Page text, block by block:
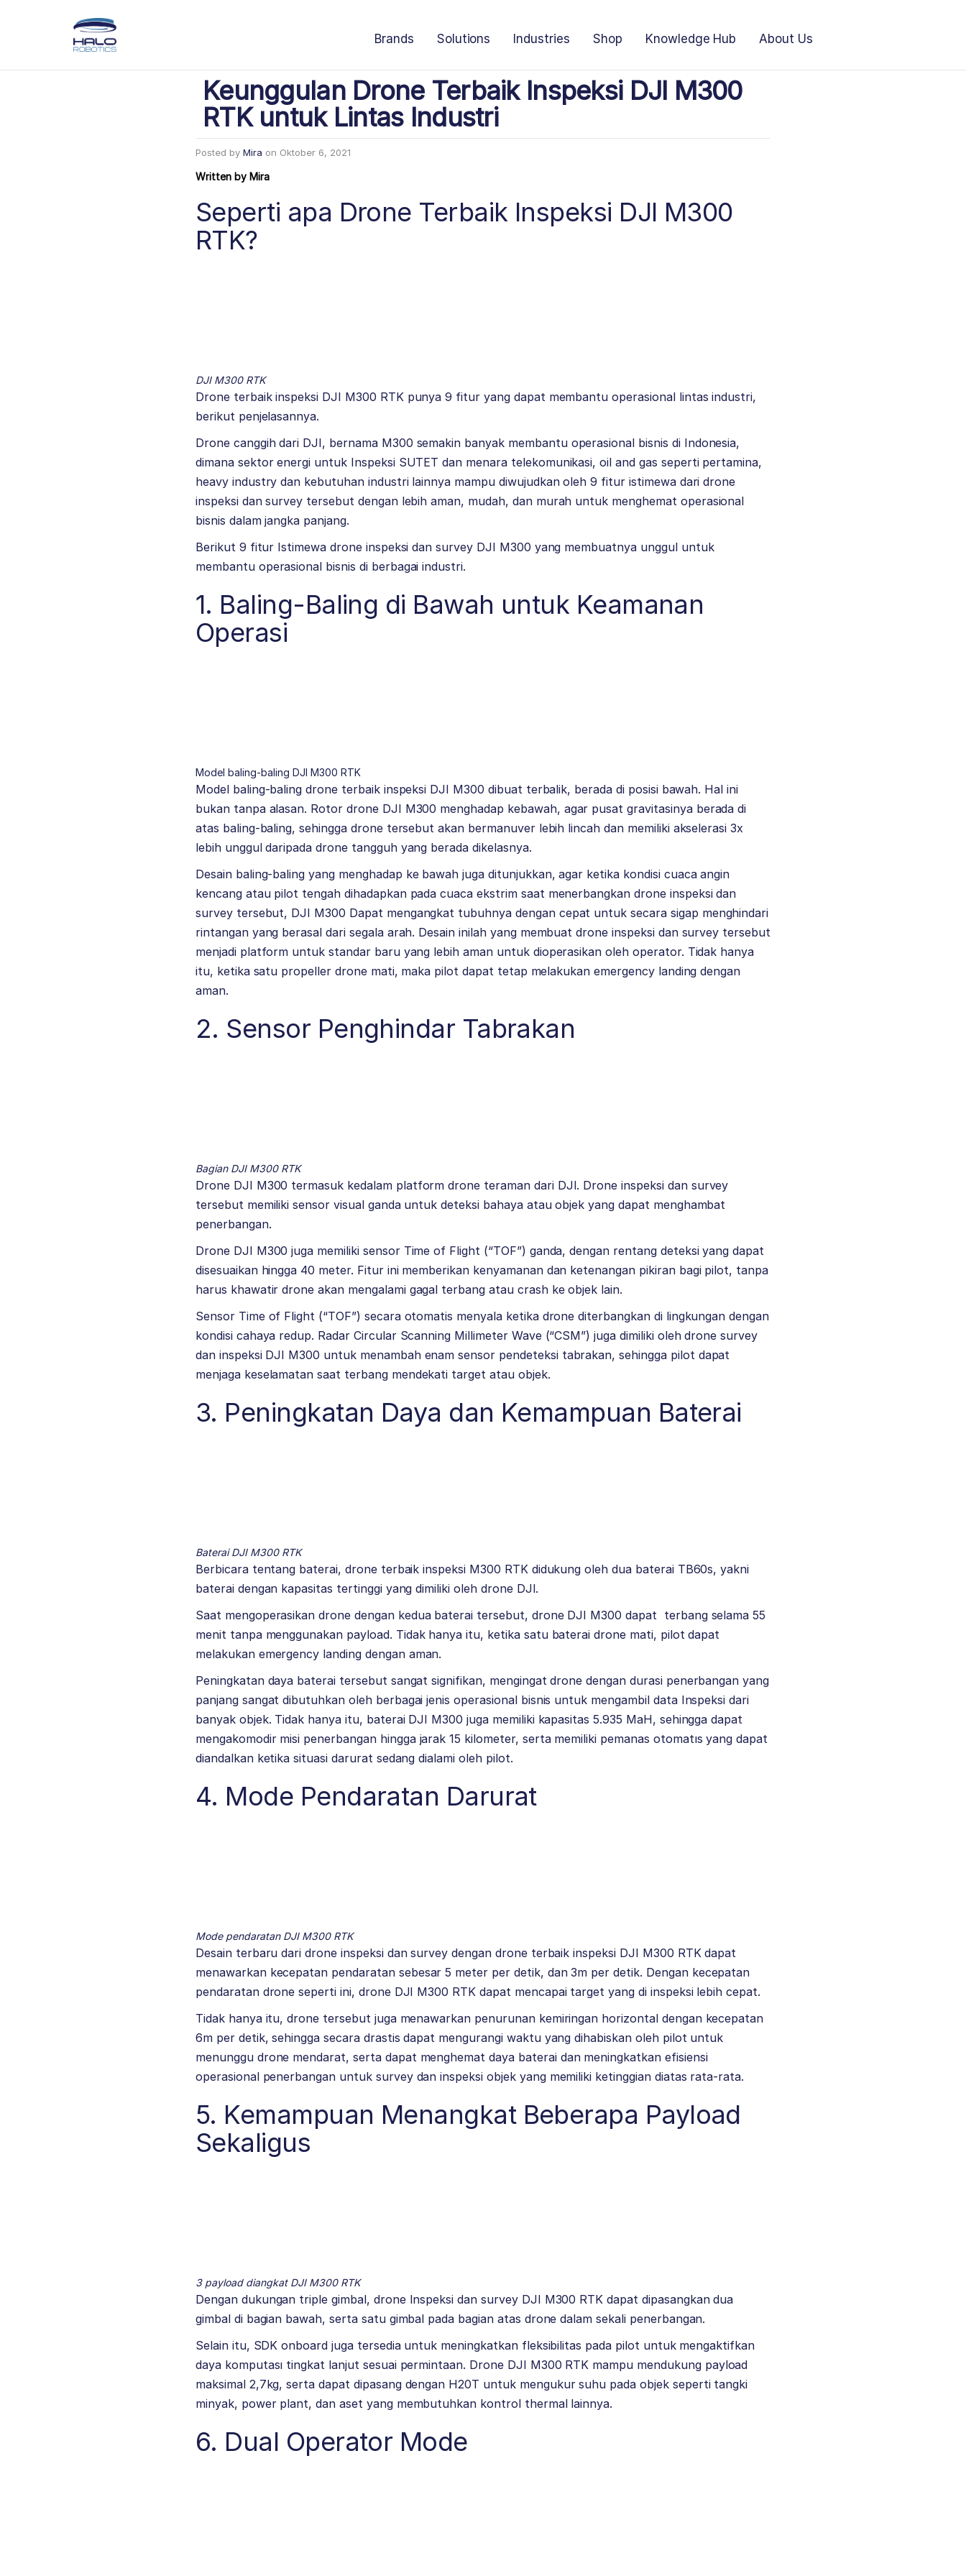
Brands Solutions Industries Shop Knowledge Hub About Us
Keunggulan Drone Terbaik Inspeksi DJI M300
RTK untuk Lintas Industri
Posted by Mira on Oktober 6, 2021
Written by Mira
Seperti apa Drone Terbaik Inspeksi DJI M300
RTK?
DJI M300 RTK
Drone terbaik inspeksi DJI M300 RTK punya 9 fitur yang dapat membantu operasional lintas industri,
berikut penjelasannya.
Drone canggih dari DJI, bernama M300 semakin banyak membantu operasional bisnis di Indonesia,
dimana sektor energi untuk Inspeksi SUTET dan menara telekomunikasi, oil and gas seperti pertamina,
heavy industry dan kebutuhan industri lainnya mampu diwujudkan oleh 9 fitur istimewa dari drone
inspeksi dan survey tersebut dengan lebih aman, mudah, dan murah untuk menghemat operasional
bisnis dalam jangka panjang.
Berikut 9 fitur Istimewa drone inspeksi dan survey DJI M300 yang membuatnya unggul untuk
membantu operasional bisnis di berbagai industri.
1. Baling-Baling di Bawah untuk Keamanan
Operasi
Model baling-baling DJI M300 RTK
Model baling-baling drone terbaik inspeksi DJI M300 dibuat terbalik, berada di posisi bawah. Hal ini
bukan tanpa alasan. Rotor drone DJI M300 menghadap kebawah, agar pusat gravitasinya berada di
atas baling-baling, sehingga drone tersebut akan bermanuver lebih lincah dan memiliki akselerasi 3x
lebih unggul daripada drone tangguh yang berada dikelasnya.
Desain baling-baling yang menghadap ke bawah juga ditunjukkan, agar ketika kondisi cuaca angin
kencang atau pilot tengah dihadapkan pada cuaca ekstrim saat menerbangkan drone inspeksi dan
survey tersebut, DJI M300 Dapat mengangkat tubuhnya dengan cepat untuk secara sigap menghindari
rintangan yang berasal dari segala arah. Desain inilah yang membuat drone inspeksi dan survey tersebut
menjadi platform untuk standar baru yang lebih aman untuk dioperasikan oleh operator. Tidak hanya
itu, ketika satu propeller drone mati, maka pilot dapat tetap melakukan emergency landing dengan
aman.
2. Sensor Penghindar Tabrakan
Bagian DJI M300 RTK
Drone DJI M300 termasuk kedalam platform drone teraman dari DJI. Drone inspeksi dan survey
tersebut memiliki sensor visual ganda untuk deteksi bahaya atau objek yang dapat menghambat
penerbangan.
Drone DJI M300 juga memiliki sensor Time of Flight (“TOF”) ganda, dengan rentang deteksi yang dapat
disesuaikan hingga 40 meter. Fitur ini memberikan kenyamanan dan ketenangan pikiran bagi pilot, tanpa
harus khawatir drone akan mengalami gagal terbang atau crash ke objek lain.
Sensor Time of Flight (“TOF”) secara otomatis menyala ketika drone diterbangkan di lingkungan dengan
kondisi cahaya redup. Radar Circular Scanning Millimeter Wave (“CSM”) juga dimiliki oleh drone survey
dan inspeksi DJI M300 untuk menambah enam sensor pendeteksi tabrakan, sehingga pilot dapat
menjaga keselamatan saat terbang mendekati target atau objek.
3. Peningkatan Daya dan Kemampuan Baterai
Baterai DJI M300 RTK
Berbicara tentang baterai, drone terbaik inspeksi M300 RTK didukung oleh dua baterai TB60s, yakni
baterai dengan kapasitas tertinggi yang dimiliki oleh drone DJI.
Saat mengoperasikan drone dengan kedua baterai tersebut, drone DJI M300 dapat terbang selama 55
menit tanpa menggunakan payload. Tidak hanya itu, ketika satu baterai drone mati, pilot dapat
melakukan emergency landing dengan aman.
Peningkatan daya baterai tersebut sangat signifikan, mengingat drone dengan durasi penerbangan yang
panjang sangat dibutuhkan oleh berbagai jenis operasional bisnis untuk mengambil data Inspeksi dari
banyak objek. Tidak hanya itu, baterai DJI M300 juga memiliki kapasitas 5.935 MaH, sehingga dapat
mengakomodir misi penerbangan hingga jarak 15 kilometer, serta memiliki pemanas otomatıs yang dapat
diandalkan ketika situasi darurat sedang dialami oleh pilot.
4. Mode Pendaratan Darurat
Mode pendaratan DJI M300 RTK
Desain terbaru dari drone inspeksi dan survey dengan drone terbaik inspeksi DJI M300 RTK dapat
menawarkan kecepatan pendaratan sebesar 5 meter per detik, dan 3m per detik. Dengan kecepatan
pendaratan drone seperti ini, drone DJI M300 RTK dapat mencapai target yang di inspeksi lebih cepat.
Tidak hanya itu, drone tersebut juga menawarkan penurunan kemiringan horizontal dengan kecepatan
6m per detik, sehingga secara drastis dapat mengurangi waktu yang dihabiskan oleh pilot untuk
menunggu drone mendarat, serta dapat menghemat daya baterai dan meningkatkan efisiensi
operasional penerbangan untuk survey dan inspeksi objek yang memiliki ketinggian diatas rata-rata.
5. Kemampuan Menangkat Beberapa Payload
Sekaligus
3 payload diangkat DJI M300 RTK
Dengan dukungan triple gimbal, drone Inspeksi dan survey DJI M300 RTK dapat dipasangkan dua
gimbal di bagian bawah, serta satu gimbal pada bagian atas drone dalam sekali penerbangan.
Selain itu, SDK onboard juga tersedia untuk meningkatkan fleksibilitas pada pilot untuk mengaktifkan
daya komputası tingkat lanjut sesuai permintaan. Drone DJI M300 RTK mampu mendukung payload
maksimal 2,7kg, serta dapat dipasang dengan H20T untuk mengukur suhu pada objek seperti tangki
minyak, power plant, dan aset yang membutuhkan kontrol thermal lainnya.
6. Dual Operator Mode